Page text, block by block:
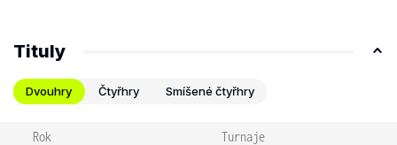
Tituly
Dvouhry Čtyřhry Smíšené čtyřhry
Rok Turnaje